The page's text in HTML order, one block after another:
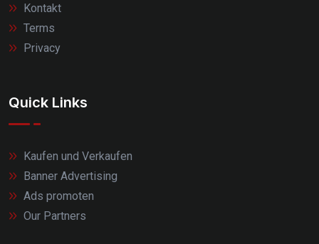
Kontakt
Terms
Privacy
Quick Links
Kaufen und Verkaufen
Banner Advertising
Ads promoten
Our Partners